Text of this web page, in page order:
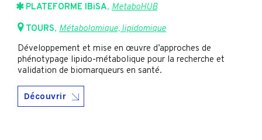
PLATEFORME IBiSA, MetaboHUB
TOURS, Métabolomique, lipidomique
Développement et mise en œuvre d’approches de
phénotypage lipido-métabolique pour la recherche et
validation de biomarqueurs en santé.
Découvrir